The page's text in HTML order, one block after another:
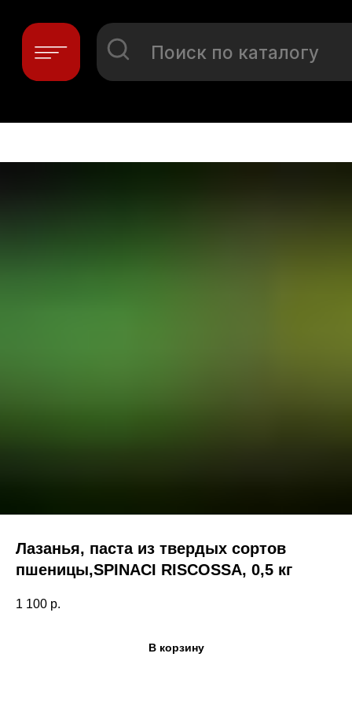
Поиск по каталогу
Лазанья, паста из твердых сортов
пшеницы,SPINACI RISCOSSA, 0,5 кг
1 100 р.
В корзину
Поиск по каталогу